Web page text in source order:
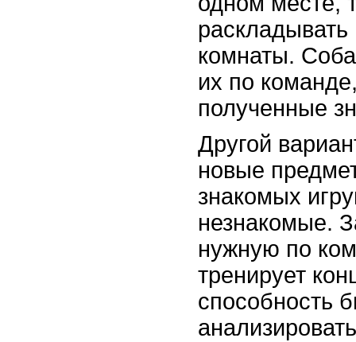
раскладывать
комнаты.
их по
полученные
Другой
новые
знакомых
незнакомые.
нужную по
тренирует
способность